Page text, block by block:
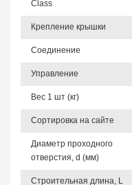
Class
Крепление крышки
Соединение
Управление
Вес 1 шт (кг)
Сортировка на сайте
Диаметр проходного
отверстия, d (мм)
Строительная длина, L